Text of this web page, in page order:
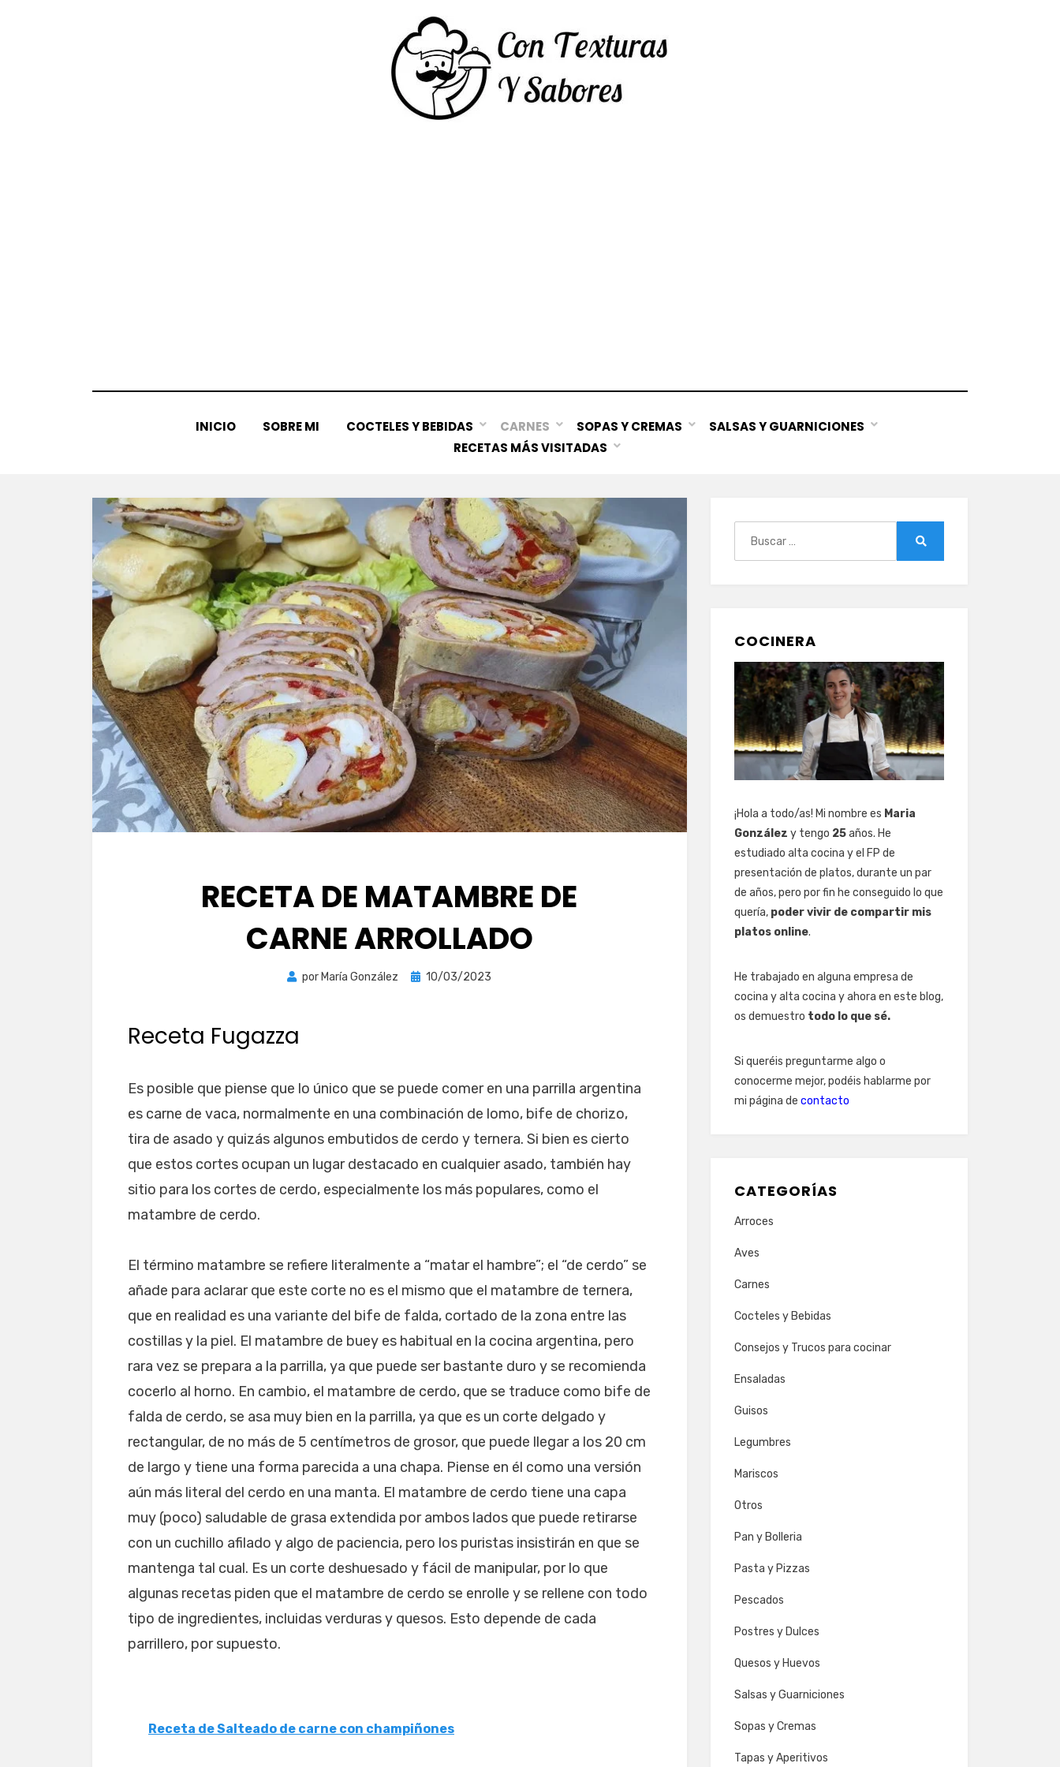
INICIO SOBRE MI COCTELES Y BEBIDAS CARNES SOPAS Y CREMAS
SALSAS Y GUARNICIONES
RECETAS MÁS VISITADAS
RECETA DE MATAMBRE DE
CARNE ARROLLADO
por María González
Publicada
10/03/2023
Receta Fugazza
Es posible que piense que lo único que se puede comer en una parrilla argentina
es carne de vaca, normalmente en una combinación de lomo, bife de chorizo,
tira de asado y quizás algunos embutidos de cerdo y ternera. Si bien es cierto
que estos cortes ocupan un lugar destacado en cualquier asado, también hay
sitio para los cortes de cerdo, especialmente los más populares, como el
matambre de cerdo.
El término matambre se refiere literalmente a “matar el hambre”; el “de cerdo” se
añade para aclarar que este corte no es el mismo que el matambre de ternera,
que en realidad es una variante del bife de falda, cortado de la zona entre las
costillas y la piel. El matambre de buey es habitual en la cocina argentina, pero
rara vez se prepara a la parrilla, ya que puede ser bastante duro y se recomienda
cocerlo al horno. En cambio, el matambre de cerdo, que se traduce como bife de
falda de cerdo, se asa muy bien en la parrilla, ya que es un corte delgado y
rectangular, de no más de 5 centímetros de grosor, que puede llegar a los 20 cm
de largo y tiene una forma parecida a una chapa. Piense en él como una versión
aún más literal del cerdo en una manta. El matambre de cerdo tiene una capa
muy (poco) saludable de grasa extendida por ambos lados que puede retirarse
con un cuchillo afilado y algo de paciencia, pero los puristas insistirán en que se
mantenga tal cual. Es un corte deshuesado y fácil de manipular, por lo que
algunas recetas piden que el matambre de cerdo se enrolle y se rellene con todo
tipo de ingredientes, incluidas verduras y quesos. Esto depende de cada
parrillero, por supuesto.
Receta de Salteado de carne con champiñones
COCINERA
¡Hola a todo/as! Mi nombre es Maria
González y tengo 25años. He
estudiado alta cocina y el FP de
presentación de platos, durante un par
de años, pero por fin he conseguido lo que
quería, poder vivir de compartir mis
platos online.
He trabajado en alguna empresa de
cocina y alta cocina y ahora en este blog,
os demuestro todo lo que sé.
Si queréis preguntarme algo o
conocerme mejor, podéis hablarme por
mi página de contacto
CATEGORÍAS
Arroces
Aves
Carnes
Cocteles y Bebidas
Consejos y Trucos para cocinar
Ensaladas
Guisos
Legumbres
Mariscos
Otros
Pan y Bolleria
Pasta y Pizzas
Pescados
Postres y Dulces
Quesos y Huevos
Salsas y Guarniciones
Sopas y Cremas
Tapas y Aperitivos